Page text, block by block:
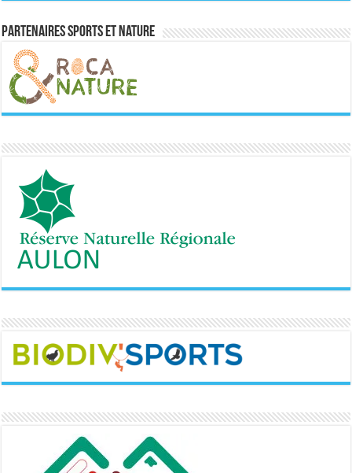
Partenaires sports et nature